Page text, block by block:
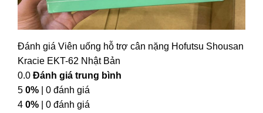
Đánh giá Viên uống hỗ trợ cân nặng Hofutsu Shousan
Kracie EKT-62 Nhật Bản
0.0 Đánh giá trung bình
5 0% | 0 đánh giá
4 0% | 0 đánh giá